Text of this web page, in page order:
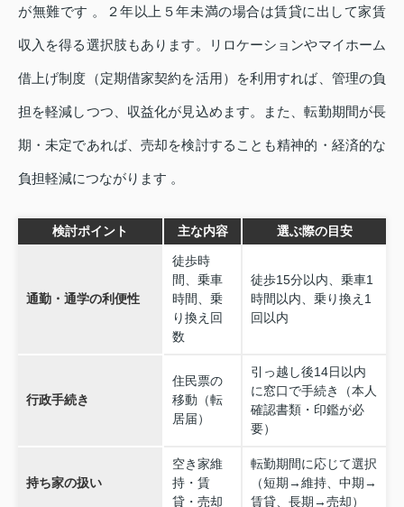
が無難です 。２年以上５年未満の場合は賃貸に出して家賃
収入を得る選択肢もあります。リロケーションやマイホーム
借上げ制度（定期借家契約を活用）を利用すれば、管理の負
担を軽減しつつ、収益化が見込めます。また、転勤期間が長
期・未定であれば、売却を検討することも精神的・経済的な
負担軽減につながります 。
検討ポイント 主な内容 選ぶ際の目安
通勤・通学の利便性
徒歩時
間、乗車
時間、乗
り換え回
数
徒歩15分以内、乗車1
時間以内、乗り換え1
回以内
行政手続き
住民票の
移動（転
居届）
引っ越し後14日以内
に窓口で手続き（本人
確認書類・印鑑が必
要）
持ち家の扱い
空き家維
持・賃
貸・売却
転勤期間に応じて選択
（短期→維持、中期→
賃貸、長期→売却）